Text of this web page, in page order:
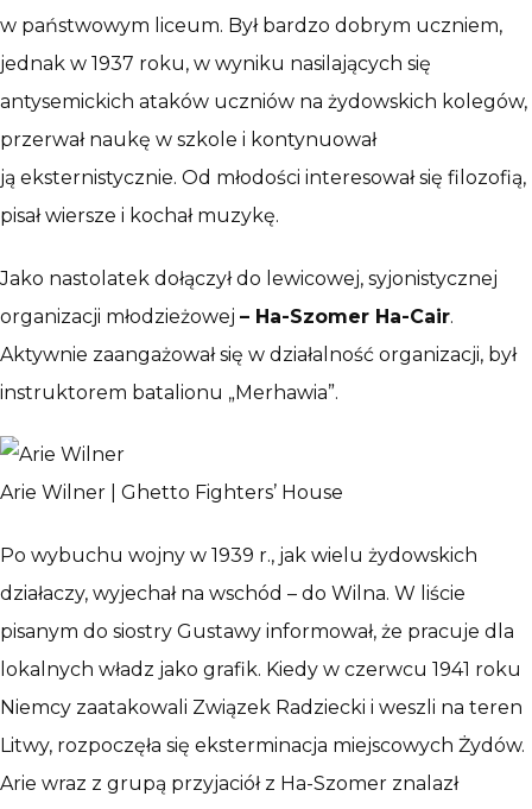
w państwowym liceum. Był bardzo dobrym uczniem,
jednak w 1937 roku, w wyniku nasilających się
antysemickich ataków uczniów na żydowskich kolegów,
przerwał naukę w szkole i kontynuował
ją eksternistycznie. Od młodości interesował się filozofią,
pisał wiersze i kochał muzykę.
Jako nastolatek dołączył do lewicowej, syjonistycznej
organizacji młodzieżowej – Ha-Szomer Ha-Cair.
Aktywnie zaangażował się w działalność organizacji, był
instruktorem batalionu „Merhawia”.
Arie Wilner | Ghetto Fighters’ House
Po wybuchu wojny w 1939 r., jak wielu żydowskich
działaczy, wyjechał na wschód – do Wilna. W liście
pisanym do siostry Gustawy informował, że pracuje dla
lokalnych władz jako grafik. Kiedy w czerwcu 1941 roku
Niemcy zaatakowali Związek Radziecki i weszli na teren
Litwy, rozpoczęła się eksterminacja miejscowych Żydów.
Arie wraz z grupą przyjaciół z Ha-Szomer znalazł